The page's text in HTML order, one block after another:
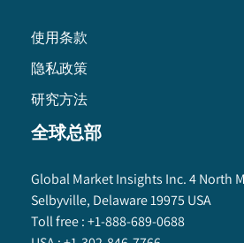
使用条款
隐私政策
研究方法
全球总部
Global Market Insights Inc. 4 North
Selbyville, Delaware 19975 USA
Toll free :+1-888-689-0688